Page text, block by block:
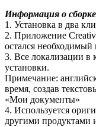
Информация о
1. Установка в два
2. Приложение
остался
3. Все локализации в
установки.
Примечание:
время, создав
«Мои документы»
4. Используется
другими продуктами